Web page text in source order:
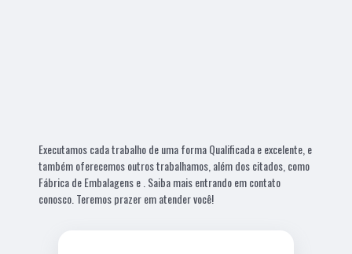
Executamos cada trabalho de uma forma Qualificada e excelente, e
também oferecemos outros trabalhamos, além dos citados, como
Fábrica de Embalagens e . Saiba mais entrando em contato
conosco. Teremos prazer em atender você!